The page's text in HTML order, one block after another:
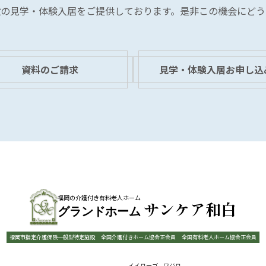
見学・体験入居を ご提供しております。 是非この機会にど
資料のご請求 見学・体験入居お申し
福岡の介護付き有料老人ホーム
グランドホーム サンケア和白
福岡市指定介護保険一般型特定施設 全国介護付きホーム協会正会員 全国有料老人ホーム協会正会員